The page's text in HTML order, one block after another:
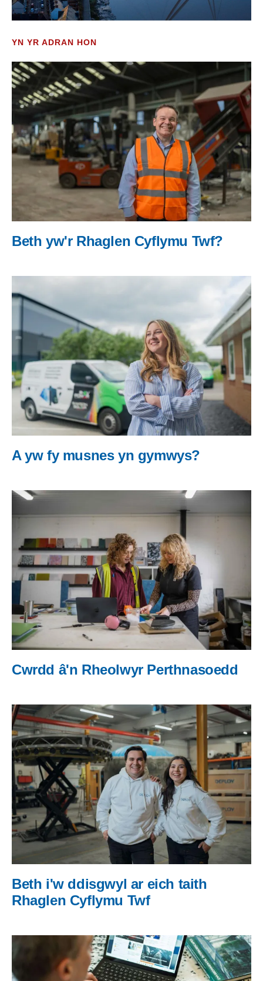
YN YR ADRAN HON
Beth yw'r Rhaglen Cyflymu Twf?
A yw fy musnes yn gymwys?
Cwrdd â'n Rheolwyr Perthnasoedd
Beth i'w ddisgwyl ar eich taith
Rhaglen Cyflymu Twf